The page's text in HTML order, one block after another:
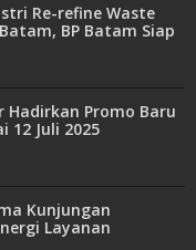
Re-refine Waste
BP Batam Siap
Hadirkan Promo Baru
12 Juli 2025
Kunjungan
Layanan